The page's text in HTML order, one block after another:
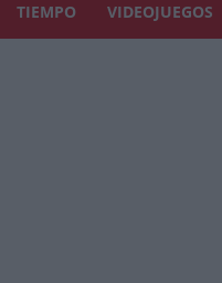
TIEMPO VIDEOJUEGOS